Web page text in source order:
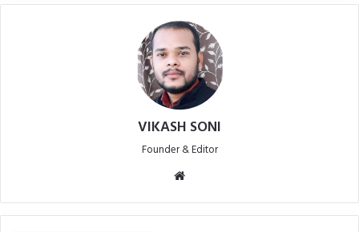
VIKASH SONI
Founder & Editor